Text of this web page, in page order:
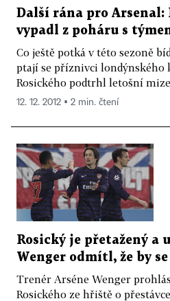
Další rána pro Arsenal:
vypadl z poháru s
Co ještě potká v této sezoně
ptají se příznivci londýnského
Rosického podtrhl letošní
12. 12. 2012 ▪ 2 min. čtení
Rosický je přetažený a
Wenger odmítl, že by
Trenér Arséne Wenger
Rosického ze hřiště o